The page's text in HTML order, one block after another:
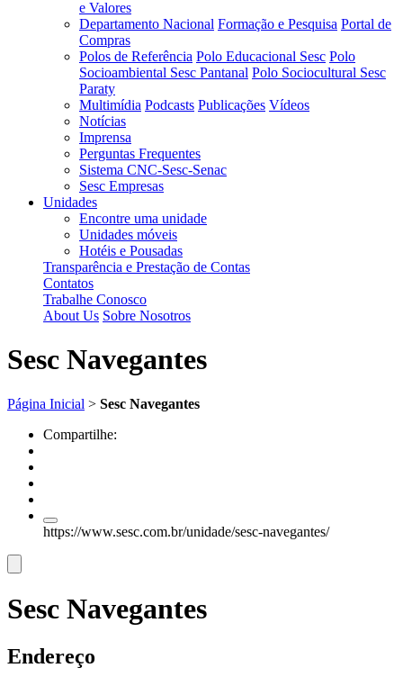
e Valores
Departamento Nacional Formação e Pesquisa Portal de
Compras
Polos de Referência Polo Educacional Sesc Polo
Socioambiental Sesc Pantanal Polo Sociocultural Sesc
Paraty
Multimídia Podcasts Publicações Vídeos
Notícias
Imprensa
Perguntas Frequentes
Sistema CNC-Sesc-Senac
Sesc Empresas
Unidades
Encontre uma unidade
Unidades móveis
Hotéis e Pousadas
Transparência e Prestação de Contas
Contatos
Trabalhe Conosco
About Us Sobre Nosotros
Sesc Navegantes
Página Inicial > Sesc Navegantes
Compartilhe:
https://www.sesc.com.br/unidade/sesc-navegantes/
Sesc Navegantes
Endereço